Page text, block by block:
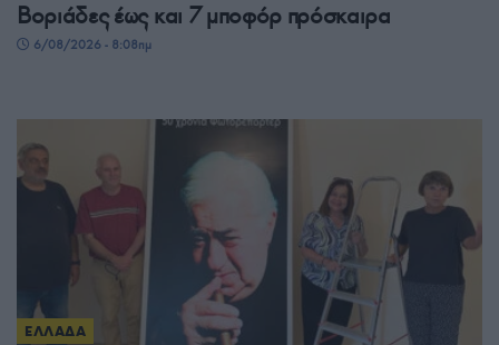
Βοριάδες έως και 7 μποφόρ πρόσκαιρα
6/08/2026 - 8:08πμ
ΕΛΛΑΔΑ